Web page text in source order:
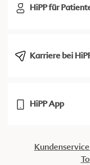
HiPP für
Karriere bei
HiPP App
Kundenservice